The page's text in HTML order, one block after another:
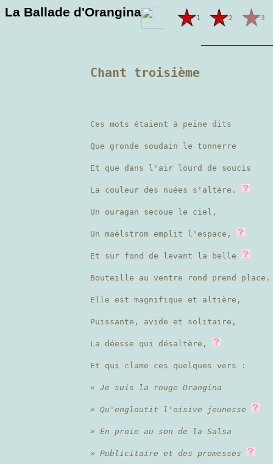
La Ballade d'Orangina 1 2 3
Chant troisième
Ces mots étaient à peine dits
Que gronde soudain le tonnerre
Et que dans l'air lourd de soucis
La couleur des nuées s'altère.
Un ouragan secoue le ciel,
Un maëlstrom emplit l'espace,
Et sur fond de levant la belle
Bouteille au ventre rond prend place.
Elle est magnifique et altière,
Puissante, avide et solitaire,
La déesse qui désaltère,
Et qui clame ces quelques vers :
« Je suis la rouge Orangina
» Qu'engloutit l'oisive jeunesse
» En proie au son de la Salsa
» Publicitaire et des promesses